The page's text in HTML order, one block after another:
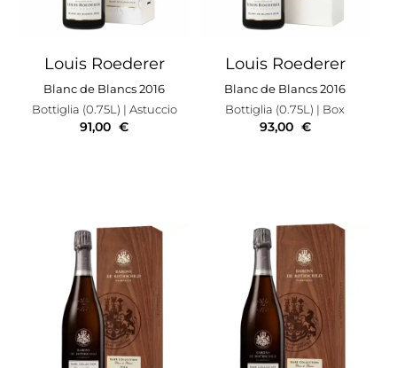
Louis Roederer
Blanc de Blancs 2016
Bottiglia (0.75L) | Astuccio
91,00 €
Louis Roederer
Blanc de Blancs 2016
Bottiglia (0.75L) | Box
93,00 €